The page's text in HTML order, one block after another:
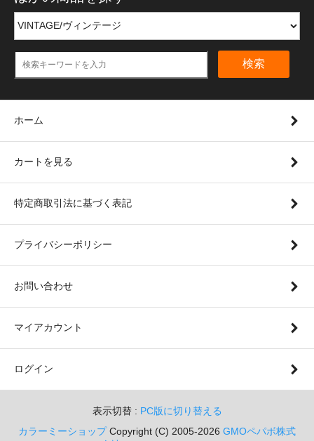
検索
ホーム
カートを見る
特定商取引法に基づく表記
プライバシーポリシー
お問い合わせ
マイアカウント
ログイン
表示切替 : PC版に切り替える
カラーミーショップCopyright (C) 2005-2026 GMOペパボ株式